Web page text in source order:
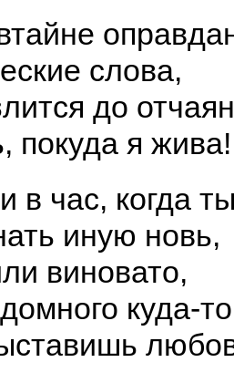
слова,
до
покуда я жива!
в час, когда
иную новь,
виновато,
куда-